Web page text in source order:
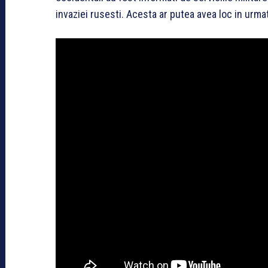
invaziei rusesti. Acesta ar putea avea loc in